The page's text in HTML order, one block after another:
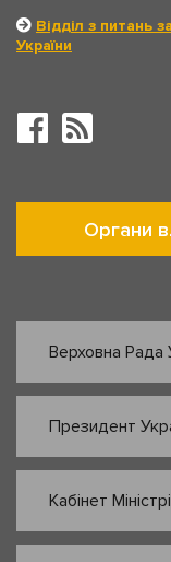
Відділ з питань
України
Органи
Верховна Рада
Президент
Кабінет